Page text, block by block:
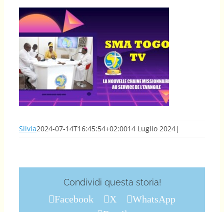
Silvia2024-07-14T16:45:54+02:0014 Luglio 2024|
Condividi questa storia!
Facebook X
WhatsApp